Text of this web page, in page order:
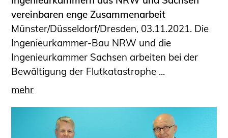
vereinbaren enge Zusammenarbeit
Münster/Düsseldorf/Dresden, 03.11.2021. Die
Ingenieurkammer-Bau NRW und die
Ingenieurkammer Sachsen arbeiten bei der
Bewältigung der Flutkatastrophe ...
mehr